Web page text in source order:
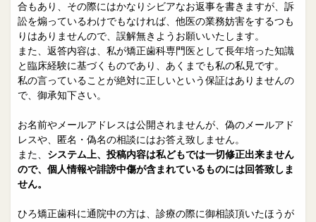
0263-54-6622
MAILはこちら
合もあり、その際にはかなりシビアなお返事を書きますが、訴
訟を煽っているわけでもなければ、他医の業務妨害をするつも
りはありませんので、誤解無きようお願いいたします。
また、返答内容は、私が矯正歯科専門医として長年培った知識
と臨床経験に基づくものであり、あくまでも私の私見です。
私の言っていることが絶対に正しいという保証はありませんの
で、御承知下さい。
お名前やメールアドレスは公開されませんが、偽のメールアド
レスや、匿名・偽名の相談にはお答え致しません。
また、 システム上、投稿内容は私どもでは一切修正出来ません
ので、個人情報や誹謗中傷が含まれているものには回答致しま
せん。
ひろ矯正歯科に通院中の方は、診療の際に御相談頂いたほうが